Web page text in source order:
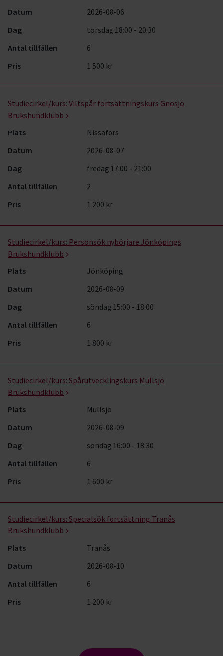
Datum
2026-08-06
Dag
torsdag 18:00 - 20:30
Antal tillfällen
6
Pris
1 500 kr
Studiecirkel/kurs: Viltspår fortsättningskurs Gnosjö
Brukshundklubb
Plats
Nissafors
Datum
2026-08-07
Dag
fredag 17:00 - 21:00
Antal tillfällen
2
Pris
1 200 kr
Studiecirkel/kurs: Personsök nybörjare Jönköpings
Brukshundklubb
Plats
Jönköping
Datum
2026-08-09
Dag
söndag 15:00 - 18:00
Antal tillfällen
6
Pris
1 800 kr
Studiecirkel/kurs: Spårutvecklingskurs Mullsjö
Brukshundklubb
Plats
Mullsjö
Datum
2026-08-09
Dag
söndag 16:00 - 18:30
Antal tillfällen
6
Pris
1 600 kr
Studiecirkel/kurs: Specialsök fortsättning Tranås
Brukshundklubb
Plats
Tranås
Datum
2026-08-10
Antal tillfällen
6
Pris
1 200 kr